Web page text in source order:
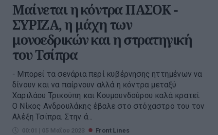
Μαίνεται η κόντρα ΠΑΣΟΚ -
ΣΥΡΙΖΑ, η μάχη των
μονοεδρικών και η στρατηγική
του Τσίπρα
- Μπορεί τα σενάρια περί κυβέρνησης ηττημένων να
δίνουν και να παίρνουν αλλά η κόντρα μεταξύ
Χαριλάου Τρικούπη και Κουμουνδούρου καλά κρατεί.
Ο Νίκος Ανδρουλάκης έβαλε στο στόχαστρο του τον
Αλέξη Τσίπρα. Στην ά...
00:01 | 05 Μαΐου 2023 Front Lines